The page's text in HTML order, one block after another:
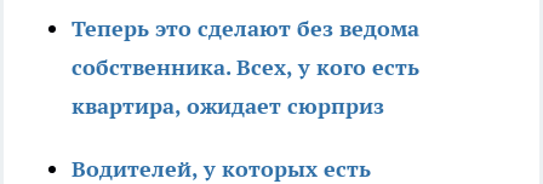
Теперь это сделают без ведома
собственника. Всех, у кого есть
квартира, ожидает сюрприз
Водителей, у которых есть